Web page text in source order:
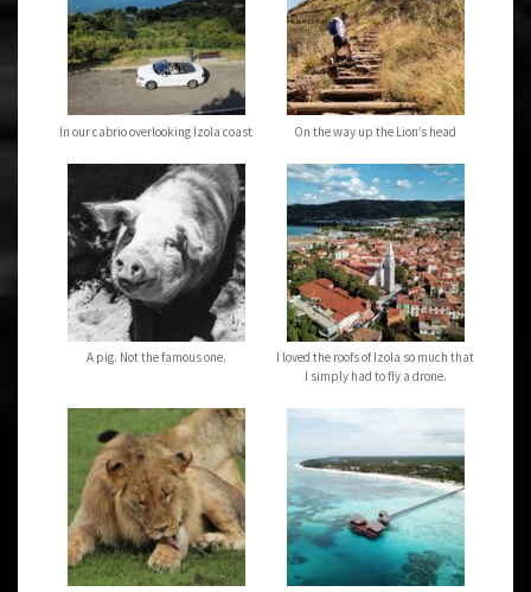
In our cabrio overlooking Izola coast On the way up the Lion’s head
A pig. Not the famous one.
I loved the roofs of Izola so much that
I simply had to fly a drone.